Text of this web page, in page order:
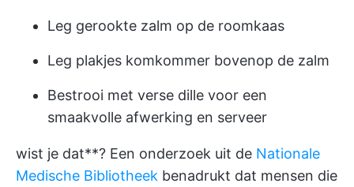
Leg gerookte zalm op de roomkaas
Leg plakjes komkommer bovenop de zalm
Bestrooi met verse dille voor een
smaakvolle afwerking en serveer
wist je dat**? Een onderzoek uit de Nationale
Medische Bibliotheek benadrukt dat mensen die